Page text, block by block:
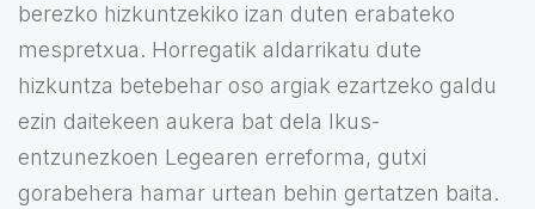
berezko hizkuntzekiko izan duten erabateko
mespretxua. Horregatik aldarrikatu dute
hizkuntza betebehar oso argiak ezartzeko galdu
ezin daitekeen aukera bat dela Ikus-
entzunezkoen Legearen erreforma, gutxi
gorabehera hamar urtean behin gertatzen baita.